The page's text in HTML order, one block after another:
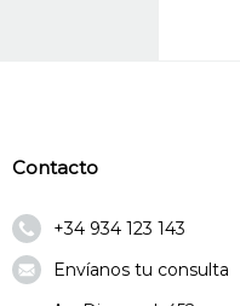
Contacto
+34 934 123 143
Envíanos tu consulta